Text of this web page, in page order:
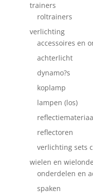
trainers
roltrainers
verlichting
accessoires en
achterlicht
dynamo?s
koplamp
lampen (los)
reflectoren
verlichting sets
wielen en
onderdelen en
spaken